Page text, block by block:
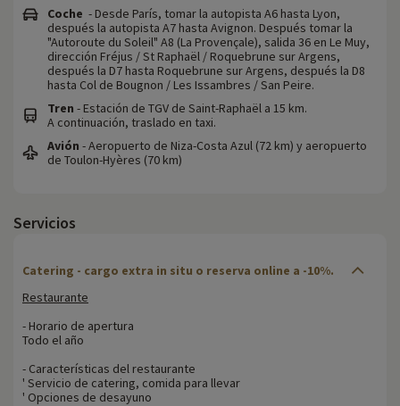
Coche - Desde París, tomar la autopista A6 hasta Lyon,
después la autopista A7 hasta Avignon. Después tomar la
"Autoroute du Soleil" A8 (La Provençale), salida 36 en Le Muy,
dirección Fréjus / St Raphaël / Roquebrune sur Argens,
después la D7 hasta Roquebrune sur Argens, después la D8
hasta Col de Bougnon / Les Issambres / San Peire.
Tren - Estación de TGV de Saint-Raphaël a 15 km.
A continuación, traslado en taxi.
Avión - Aeropuerto de Niza-Costa Azul (72 km) y aeropuerto
de Toulon-Hyères (70 km)
Servicios
Catering - cargo extra in situ o reserva online a -10%.
Restaurante
- Horario de apertura
Todo el año
- Características del restaurante
' Servicio de catering, comida para llevar
' Opciones de desayuno